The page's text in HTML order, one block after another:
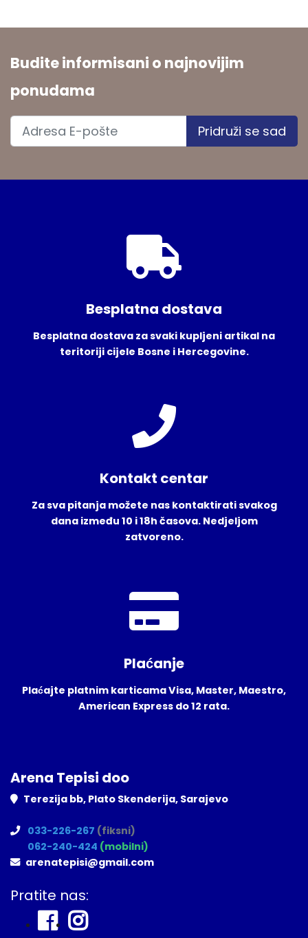
Budite informisani o najnovijim
ponudama
Pridruži se sad
Besplatna dostava
Besplatna dostava za svaki kupljeni artikal na
teritoriji cijele Bosne i Hercegovine.
Kontakt centar
Za sva pitanja možete nas kontaktirati svakog
dana između 10 i 18h časova. Nedjeljom
zatvoreno.
Plaćanje
Plaćajte platnim karticama Visa, Master, Maestro,
American Express do 12 rata.
Arena Tepisi doo
Terezija bb, Plato Skenderija, Sarajevo
033-226-267 (fiksni)
062-240-424 (mobilni)
arenatepisi@gmail.com
Pratite nas: